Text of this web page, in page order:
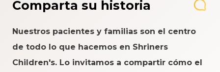
Comparta su historia
Nuestros pacientes y familias son el centro
de todo lo que hacemos en Shriners
Children's. Lo invitamos a compartir cómo el